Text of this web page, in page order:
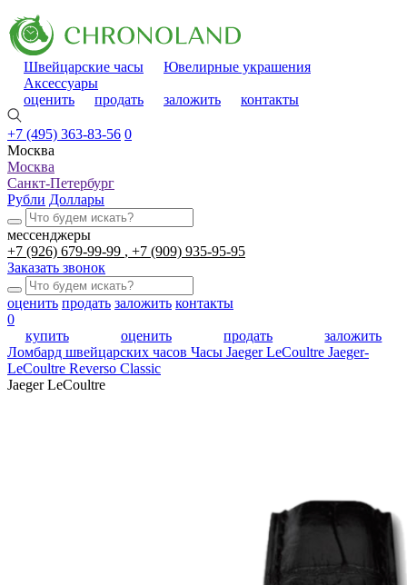
Швейцарские часы
Ювелирные украшения
Аксессуары
оценить
продать заложить контакты
+7 (495) 363-83-56 0
Москва
Москва
Санкт-Петербург
Рубли Доллары
мессенджеры
+7 (926) 679-99-99
+7 (909) 935-95-95
Заказать звонок
оценить продать заложить контакты
0
купить
оценить продать
заложить
Ломбард швейцарских часов Часы Jaeger LeCoultre Jaeger-
LeCoultre Reverso Classic
Jaeger LeCoultre